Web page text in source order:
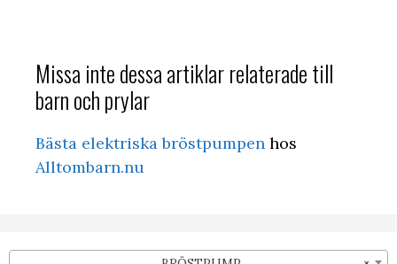
Missa inte dessa artiklar relaterade till
barn och prylar
Bästa elektriska bröstpumpen hos
Alltombarn.nu